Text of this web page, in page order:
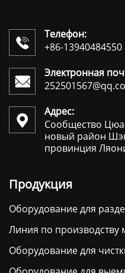

Телефон:
+86-13940484550

Электронная

Адрес:
Сообщество
новый район
провинция
Продукция
Оборудование для
Линия по производству
Оборудование для